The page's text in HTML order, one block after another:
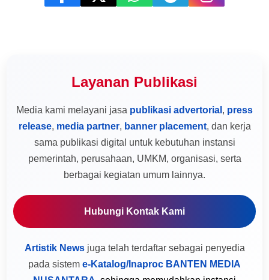
Layanan Publikasi
Media kami melayani jasa publikasi advertorial , press
release, media partner, banner placement, dan kerja
sama publikasi digital untuk kebutuhan instansi
pemerintah, perusahaan, UMKM, organisasi, serta
berbagai kegiatan umum lainnya.
Hubungi Kontak Kami
Artistik Newsjuga telah terdaftar sebagai penyedia
pada sistem e-Katalog/Inaproc BANTEN MEDIA